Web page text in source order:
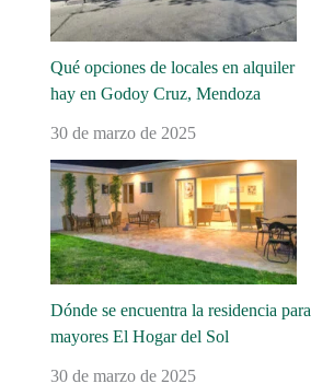
Qué opciones de locales en alquiler
hay en Godoy Cruz, Mendoza
30 de marzo de 2025
Dónde se encuentra la residencia para
mayores El Hogar del Sol
30 de marzo de 2025